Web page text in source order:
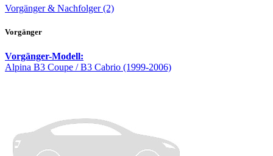
Vorgänger & Nachfolger (2)
Vorgänger
Vorgänger-Modell:
Alpina B3 Coupe / B3 Cabrio (1999-2006)